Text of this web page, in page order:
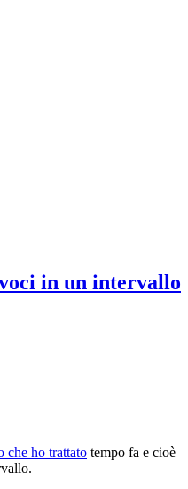
in un intervallo
che ho trattato tempo fa e cioè